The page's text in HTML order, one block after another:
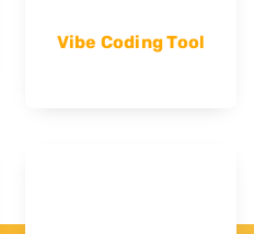
Vibe Coding Tool